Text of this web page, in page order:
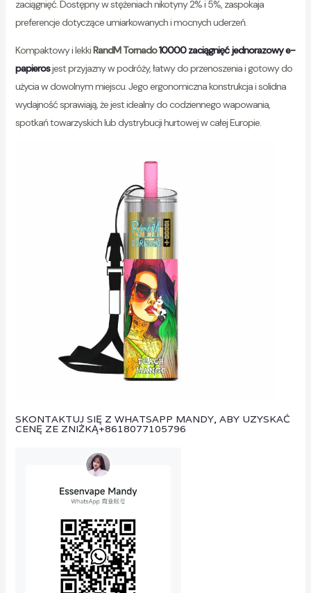
zaciągnięć. Dostępny w stężeniach nikotyny 2% i 5%, zaspokaja
preferencje dotyczące umiarkowanych i mocnych uderzeń.
Kompaktowy i lekki RandM Tornado10000 zaciągnięć jednorazowy e-
papierosjest przyjazny w podróży, łatwy do przenoszenia i gotowy do
użycia w dowolnym miejscu. Jego ergonomiczna konstrukcja i solidna
wydajność sprawiają, że jest idealny do codziennego wapowania,
spotkań towarzyskich lub dystrybucji hurtowej w całej Europie.
SKONTAKTUJ SIĘ Z WHATSAPP MANDY, ABY UZYSKAĆ
CENĘ ZE ZNIŻKĄ+8618077105796